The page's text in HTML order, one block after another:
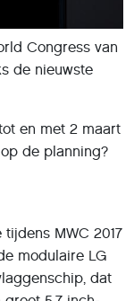
Congress van
de nieuwste
en met 2 maart
de planning?
MWC 2017
modulaire LG
dat